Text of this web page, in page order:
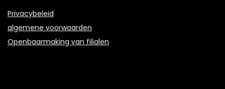
Privacybeleid
algemene voorwaarden
Openbaarmaking van filialen